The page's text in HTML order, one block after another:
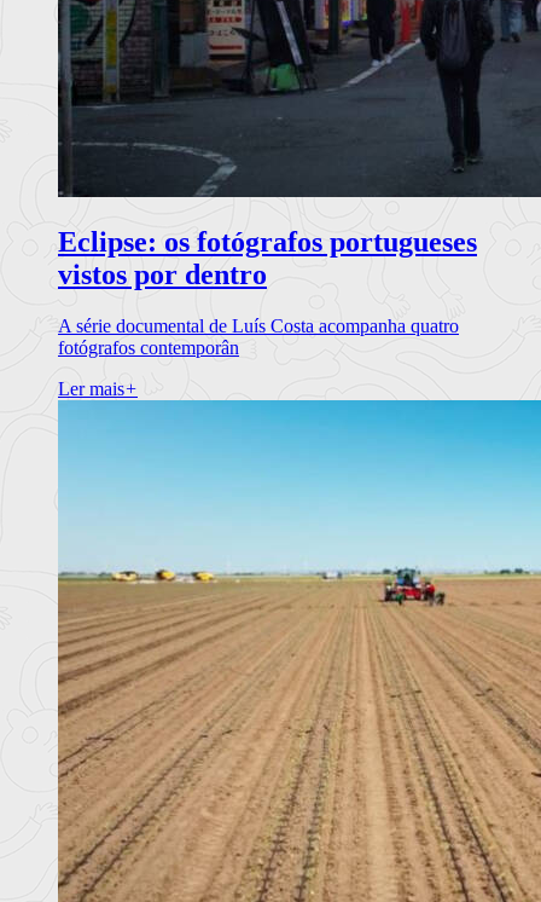
Eclipse: os fotógrafos portugueses
vistos por dentro
A série documental de Luís Costa acompanha quatro
fotógrafos contemporân
Ler mais+